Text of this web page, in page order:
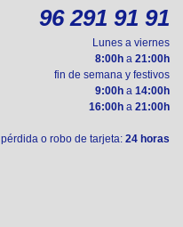
96 291 91 91
Lunes a viernes
8:00h a 21:00h
fin de semana y festivos
9:00h a 14:00h
16:00h a 21:00h
pérdida o robo de tarjeta: 24 horas